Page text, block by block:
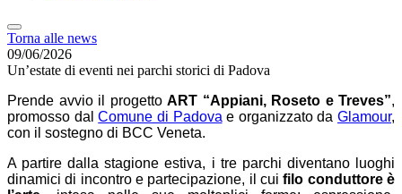
Torna alle news
09/06/2026
Un’estate di eventi nei parchi storici di Padova
Prende avvio il progetto ART “Appiani, Roseto e Treves”,
promosso dalComune di Padova e organizzato da Glamour,
con il sostegno di BCC Veneta.
A partire dalla stagione estiva, i tre parchi diventano luoghi
dinamici di incontro e partecipazione, il cuifilo conduttore è